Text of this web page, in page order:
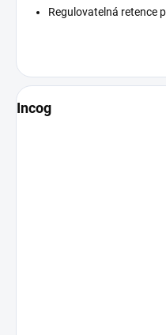
Regulovatelná retence
Incog